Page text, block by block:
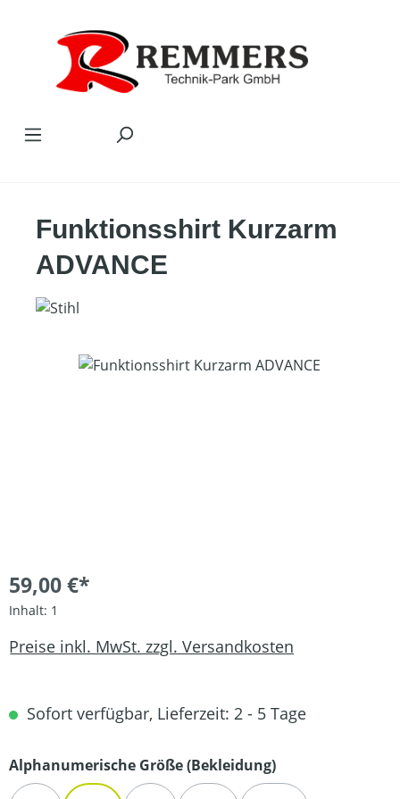
Funktionsshirt Kurzarm
ADVANCE
Bildergalerie überspringen
59,00 €*
Inhalt: 1
Preise inkl. MwSt. zzgl. Versandkosten
Sofort verfügbar, Lieferzeit: 2 - 5 Tage
Alphanumerische Größe (Bekleidung)auswählen